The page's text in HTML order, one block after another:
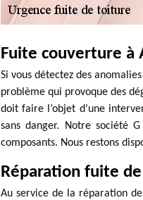
Fuite couverture à
Si vous détectez des
problème qui provoque des
doit faire l’objet d’une
sans danger. Notre société
composants. Nous restons
Réparation fuite
Au service de la réparation